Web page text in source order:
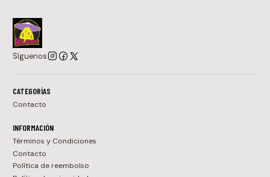
Síguenos
CATEGORÍAS
Contacto
INFORMACIÓN
Términos y Condiciones
Contacto
Política de reembolso